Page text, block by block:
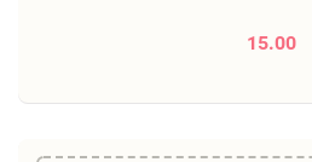
15.00